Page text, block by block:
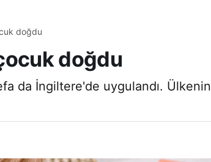
doğdu
doğdu
da İngiltere'de uygulandı. Ülkenin